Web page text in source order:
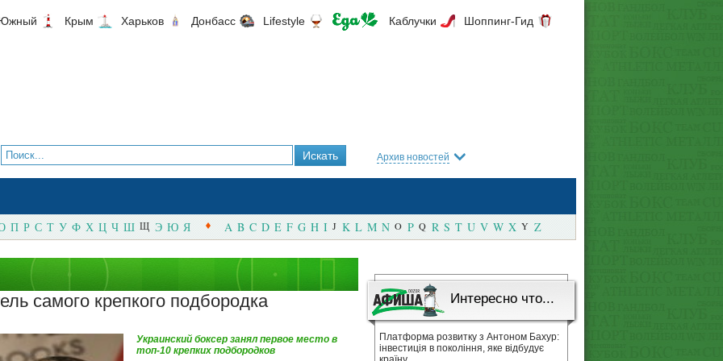
Крым Харьков Донбасс Lifestyle Каблучки Шоппинг-Гид
Архив новостей
П Р С Т У Ф Х Ц Ч Ш Щ Э Ю Я A B C D E F G H I J K L M N O P Q R S T U V W X Y Z
самого крепкого подбородка
Украинский боксер занял первое место в
топ-10 крепких подбородков
Интересно что...
Платформа розвитку з Антоном Бахур:
інвестиція в покоління, яке відбудує